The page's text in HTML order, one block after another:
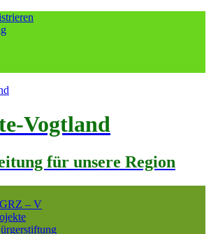
Vogtland
für unsere Region
– V